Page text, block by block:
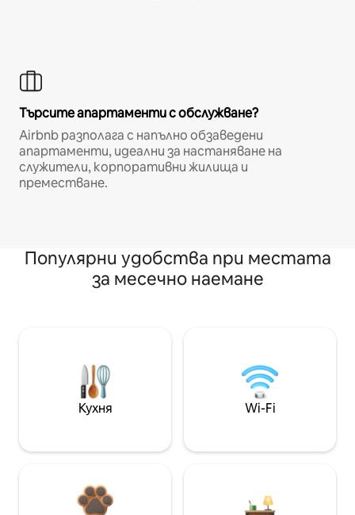
Търсите апартаменти с обслужване?
Airbnb разполага с напълно обзаведени
апартаменти, идеални за настаняване на
служители, корпоративни жилища и
преместване.
Популярни удобства при местата
за месечно наемане
Кухня Wi-Fi